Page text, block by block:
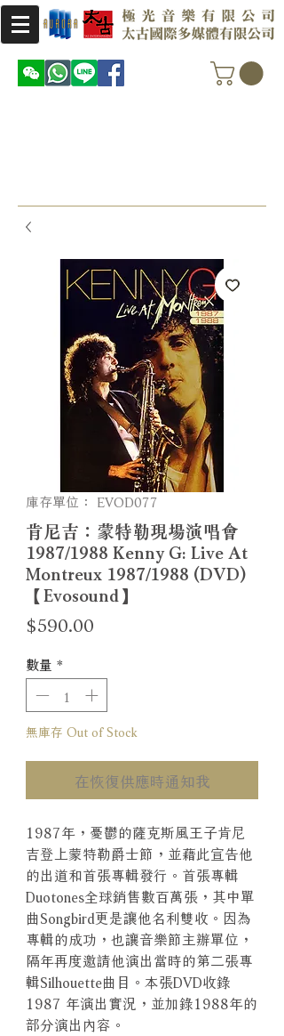
庫存單位： EVOD077
肯尼吉：蒙特勒現場演唱會
1987/1988 Kenny G: Live At
Montreux 1987/1988 (DVD)
【Evosound】
$590.00
數量 *
無庫存 Out of Stock
在恢復供應時通知我
1987年，憂鬱的薩克斯風王子肯尼
吉登上蒙特勒爵士節，並藉此宣告他
的出道和首張專輯發行。首張專輯
Duotones全球銷售數百萬張，其中單
曲Songbird更是讓他名利雙收。因為
專輯的成功，也讓音樂節主辦單位，
隔年再度邀請他演出當時的第二張專
輯Silhouette曲目。本張DVD收錄
1987 年演出實況，並加錄1988年的
部分演出內容。